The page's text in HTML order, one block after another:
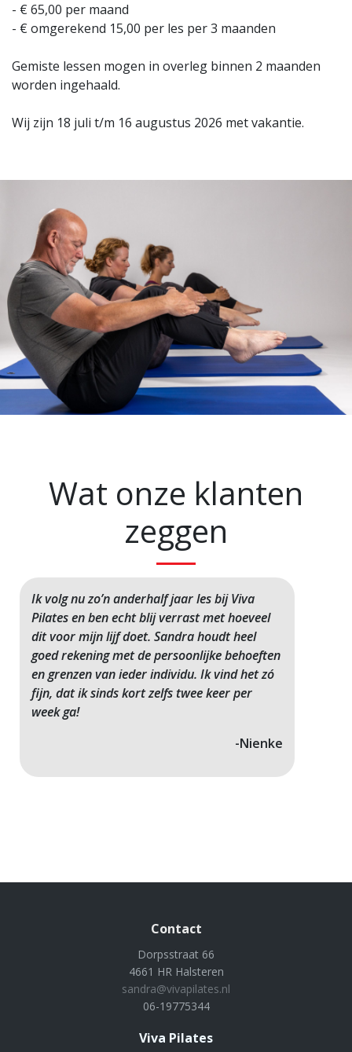
- € 65,00 per maand
- € omgerekend 15,00 per les per 3 maanden
Gemiste lessen mogen in overleg binnen 2 maanden
worden ingehaald.
Wij zijn 18 juli t/m 16 augustus 2026 met vakantie.
Wat onze klanten
zeggen
Ik volg nu zo’n anderhalf jaar les bij Viva
Pilates en ben echt blij verrast met hoeveel
dit voor mijn lijf doet. Sandra houdt heel
goed rekening met de persoonlijke behoeften
en grenzen van ieder individu. Ik vind het zó
fijn, dat ik sinds kort zelfs twee keer per
week ga!
-Nienke
Contact
Dorpsstraat 66
4661 HR Halsteren
sandra@vivapilates.nl
06-19775344
Viva Pilates